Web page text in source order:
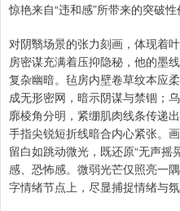
惊艳来自“违和感”所带来的突破性
对阴翳场景的张力刻画，体现着
房密谋充满着压抑隐秘，他的墨
复杂幽暗。毡房内壁卷草纹本应
成无形密网，暗示阴谋与禁锢；
廓棱角分明，紧绷肌肉线条传递
手指尖锐短折线暗合内心紧张。
留白如跳动微光，既还原“无声摇
感、恐怖感。微弱光芒仅照亮一
字情绪节点上，尽显捕捉情绪与氛